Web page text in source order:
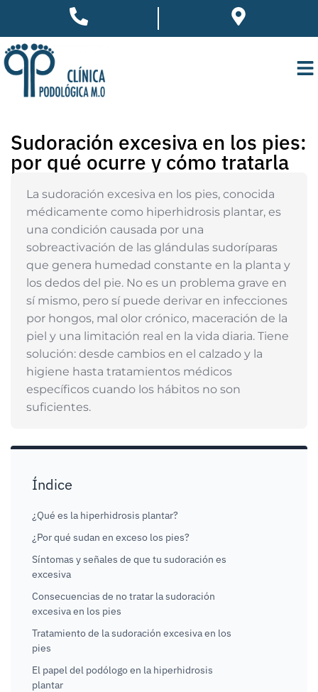
Sudoración excesiva en los pies:
por qué ocurre y cómo tratarla
La sudoración excesiva en los pies, conocida
médicamente como hiperhidrosis plantar, es
una condición causada por una
sobreactivación de las glándulas sudoríparas
que genera humedad constante en la planta y
los dedos del pie. No es un problema grave en
sí mismo, pero sí puede derivar en infecciones
por hongos, mal olor crónico, maceración de la
piel y una limitación real en la vida diaria. Tiene
solución: desde cambios en el calzado y la
higiene hasta tratamientos médicos
específicos cuando los hábitos no son
suficientes.
Índice
¿Qué es la hiperhidrosis plantar?
¿Por qué sudan en exceso los pies?
Síntomas y señales de que tu sudoración es
excesiva
Consecuencias de no tratar la sudoración
excesiva en los pies
Tratamiento de la sudoración excesiva en los
pies
El papel del podólogo en la hiperhidrosis
plantar